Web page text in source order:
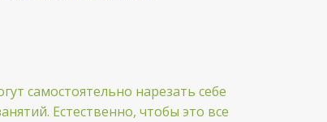
самостоятельно нарезать себе
Естественно, чтобы это все